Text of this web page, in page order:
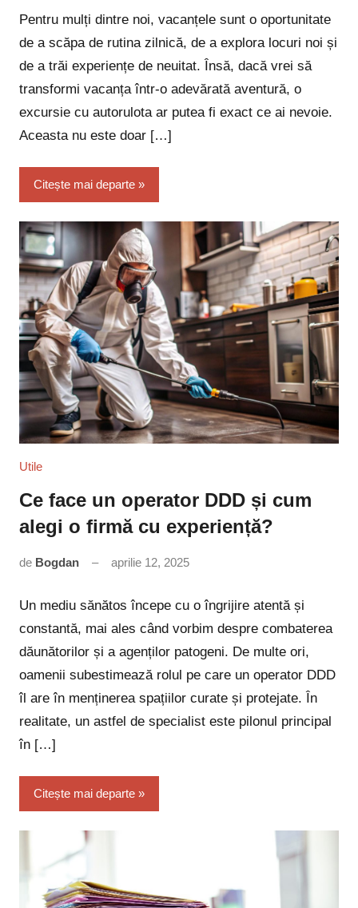
Pentru mulți dintre noi, vacanțele sunt o oportunitate
de a scăpa de rutina zilnică, de a explora locuri noi și
de a trăi experiențe de neuitat. Însă, dacă vrei să
transformi vacanța într-o adevărată aventură, o
excursie cu autorulota ar putea fi exact ce ai nevoie.
Aceasta nu este doar […]
Citește mai departe
Utile
Ce face un operator DDD și cum
alegi o firmă cu experiență?
de Bogdan aprilie 12, 2025
Un mediu sănătos începe cu o îngrijire atentă și
constantă, mai ales când vorbim despre combaterea
dăunătorilor și a agenților patogeni. De multe ori,
oamenii subestimează rolul pe care un operator DDD
îl are în menținerea spațiilor curate și protejate. În
realitate, un astfel de specialist este pilonul principal
în […]
Citește mai departe